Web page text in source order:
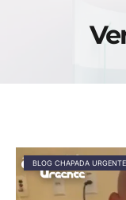
BLOG CHAPADA URGENTE